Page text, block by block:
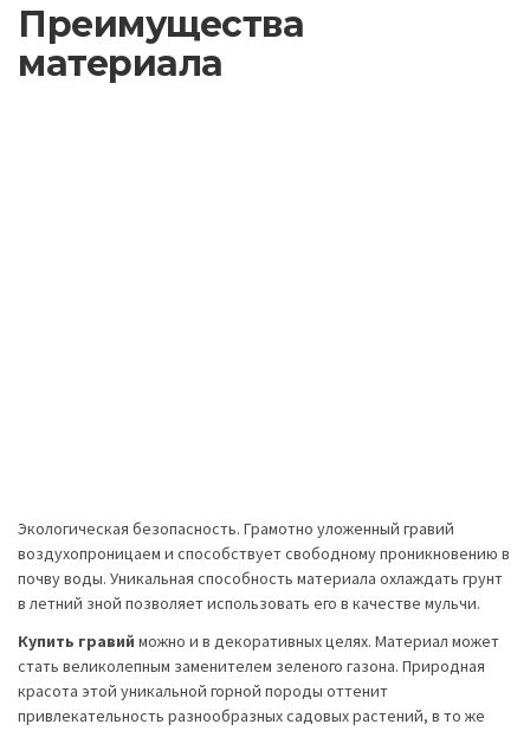
Преимущества
материала
Экологическая безопасность. Грамотно уложенный гравий
воздухопроницаем и способствует свободному проникновению в
почву воды. Уникальная способность материала охлаждать грунт
в летний зной позволяет использовать его в качестве мульчи.
Купить гравий можно и в декоративных целях. Материал может
стать великолепным заменителем зеленого газона. Природная
красота этой уникальной горной породы оттенит
привлекательность разнообразных садовых растений, в то же